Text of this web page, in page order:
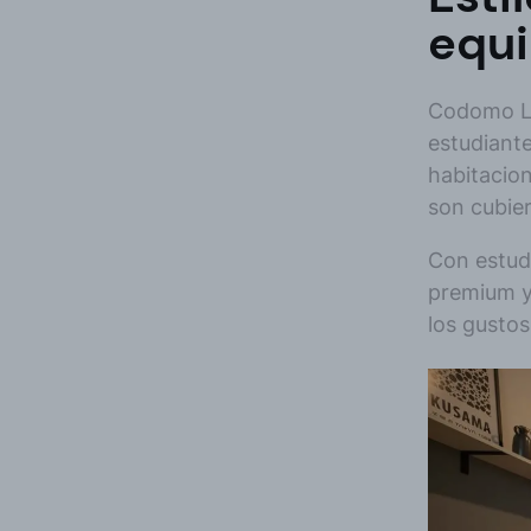
Codomo
son
Con
premium
los